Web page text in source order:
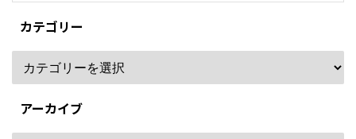
カテゴリー
アーカイブ